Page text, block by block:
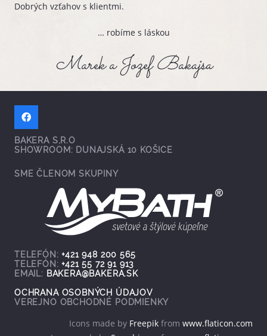
Dobrých vzťahov s klientmi.
… robíme s láskou
Marek a Jozef Bakajsa
BAKERA S,R.O
SHOWROOM: DUNAJSKÁ 10 KOŠICE
SME ČLENOM SKUPINY
TELEFÓN:+421 948 200 565
TELEFÓN:+421 55 72 91 913
EMAIL: BAKERA@BAKERA.SK
OCHRANA OSOBNÝCH ÚDAJOV
VEREJNO OBCHODNÉ PODMIENKY
Icons made by Freepik from www.flaticon.com